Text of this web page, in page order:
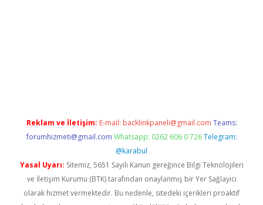
Reklam ve İletişim: E-mail: backlinkpaneli@gmail.com Teams:
forumhizmeti@gmail.com Whatsapp: 0262 606 0 726 Telegram:
@karabul
Yasal Uyarı: Sitemiz, 5651 Sayılı Kanun gereğince Bilgi Teknolojileri
ve İletişim Kurumu (BTK) tarafından onaylanmış bir Yer Sağlayıcı
olarak hizmet vermektedir. Bu nedenle, sitedeki içerikleri proaktif